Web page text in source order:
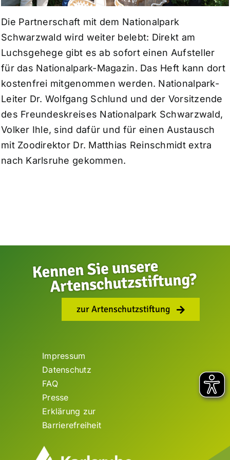
Die Partnerschaft mit dem Nationalpark
Schwarzwald wird weiter belebt: Direkt am
Luchsgehege gibt es ab sofort einen Aufsteller
für das Nationalpark-Magazin. Das Heft kann dort
kostenfrei mitgenommen werden. Nationalpark-
Leiter Dr. Wolfgang Schlund und der Vorsitzende
des Freundeskreises Nationalpark Schwarzwald,
Volker Ihle, sind dafür und für einen Austausch
mit Zoodirektor Dr. Matthias Reinschmidt extra
nach Karlsruhe gekommen.
zur Artenschutzstiftung
Impressum
Datenschutz
FAQ
Presse
Erklärung zur
Barrierefreiheit